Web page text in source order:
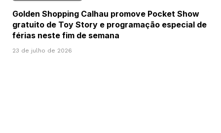
Golden Shopping Calhau promove Pocket Show
gratuito de Toy Story e programação especial de
férias neste fim de semana
23 de julho de 2026